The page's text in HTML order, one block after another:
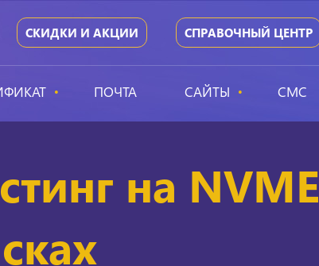
СКИДКИ И АКЦИИ СПРАВОЧНЫЙ ЦЕНТР
ПОЧТА САЙТЫ СМС
на NVME